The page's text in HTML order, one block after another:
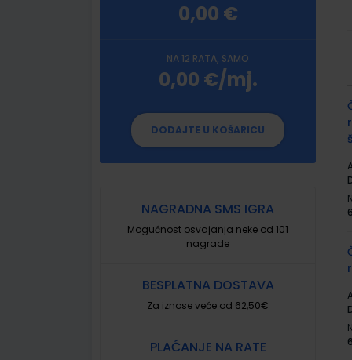
0,00 €
NA 12 RATA, SAMO
0,00 €/mj.
DODAJTE U KOŠARICU
NAGRADNA SMS IGRA
Mogućnost osvajanja neke od 101
nagrade
BESPLATNA DOSTAVA
Za iznose veće od 62,50€
PLAĆANJE NA RATE